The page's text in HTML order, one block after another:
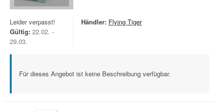
Leider verpasst!
Gültig: 22.02. -
29.03.
Händler: Flying Tiger
Für dieses Angebot ist keine Beschreibung verfügbar.